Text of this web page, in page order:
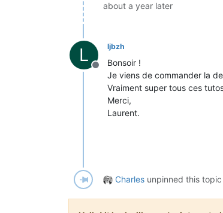
about a year later
L
Offline
ljbzh
Bonsoir !
Je viens de commander la
Vraiment super tous ces
Merci,
Laurent.
Charles unpinned this topic